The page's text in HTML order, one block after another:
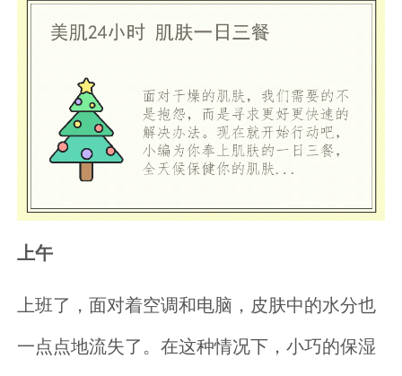
上午
上班了，面对着空调和电脑，皮肤中的水分也
一点点地流失了。在这种情况下，小巧的保湿